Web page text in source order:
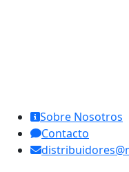
Sobre Nosotros
Contacto